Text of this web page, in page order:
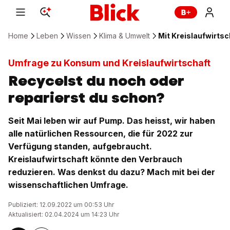
Home Leben Wissen Klima & Umwelt Mit
Umfrage zu Konsum und Kreislaufwirtschaft
Recycelst du noch oder
reparierst du schon?
Seit Mai leben wir auf Pump. Das heisst, wir haben
alle natürlichen Ressourcen, die für 2022 zur
Verfügung standen, aufgebraucht.
Kreislaufwirtschaft könnte den Verbrauch
reduzieren. Was denkst du dazu? Mach mit bei der
wissenschaftlichen Umfrage.
Publiziert: 12.09.2022 um 00:53 Uhr
Aktualisiert: 02.04.2024 um 14:23 Uhr